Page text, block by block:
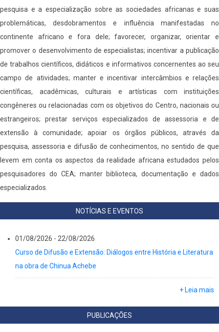
pesquisa e a especialização sobre as sociedades africanas e suas
problemáticas, desdobramentos e influência manifestadas no
continente africano e fora dele; favorecer, organizar, orientar e
promover o desenvolvimento de especialistas; incentivar a publicação
de trabalhos científicos, didáticos e informativos concernentes ao seu
campo de atividades; manter e incentivar intercâmbios e relações
científicas, acadêmicas, culturais e artísticas com instituições
congêneres ou relacionadas com os objetivos do Centro, nacionais ou
estrangeiros; prestar serviços especializados de assessoria e de
extensão à comunidade; apoiar os órgãos públicos, através da
pesquisa, assessoria e difusão de conhecimentos, no sentido de que
levem em conta os aspectos da realidade africana estudados pelos
pesquisadores do CEA; manter biblioteca, documentação e dados
especializados.
NOTÍCIAS E EVENTOS
01/08/2026 - 22/08/2026
Curso de Difusão e Extensão: Diálogos entre História e Literatura
na obra de Chinua Achebe
+ Leia mais
PUBLICAÇÕES